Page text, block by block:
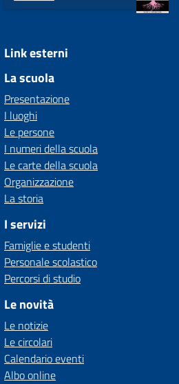
Link esterni
La scuola
Presentazione
I luoghi
Le persone
I numeri della scuola
Le carte della scuola
Organizzazione
La storia
I servizi
Famiglie e studenti
Personale scolastico
Percorsi di studio
Le novità
Le notizie
Le circolari
Calendario eventi
Albo online